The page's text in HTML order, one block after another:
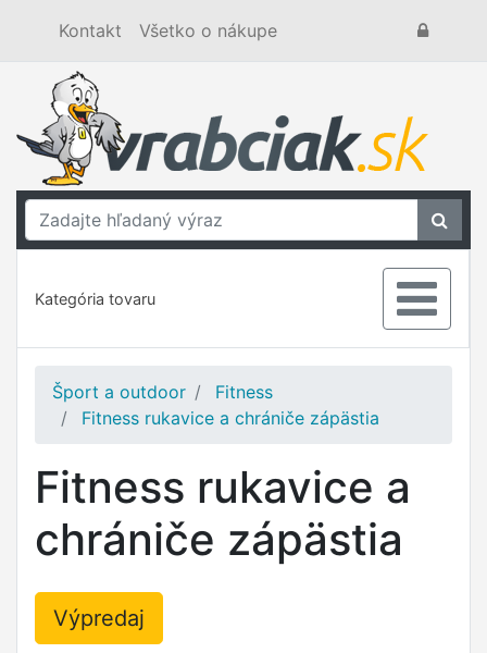
Kontakt Všetko o nákupe
Kategória tovaru
Šport a outdoor
Fitness
Fitness rukavice a chrániče zápästia
Fitness rukavice a
chrániče zápästia
Výpredaj